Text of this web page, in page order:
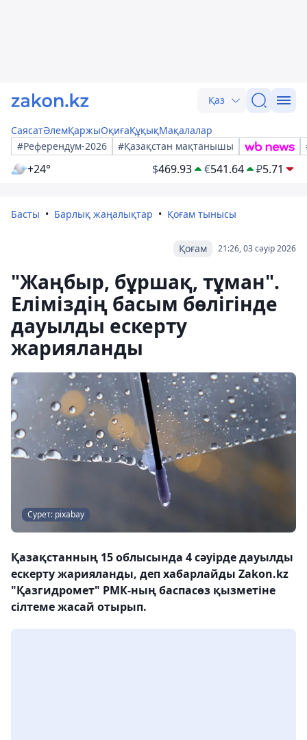
Қаз
СаясатӘлемҚаржыОқиғаҚұқықМақалалар
#Референдум-2026
#Қазақстан мақтанышы
+24° $469.93 €541.64 ₽5.71
Басты Барлық жаңалықтар Қоғам тынысы
21:26, 03 сәуір 2026
Қоғам
"Жаңбыр, бұршақ, тұман".
Еліміздің басым бөлігінде
дауылды ескерту
жарияланды
Сурет: pixabay
Қазақстанның 15 облысында 4 сәуірде дауылды
ескерту жарияланды, деп хабарлайды Zakon.kz
"Қазгидромет" РМК-ның баспасөз қызметіне
сілтеме жасай отырып.